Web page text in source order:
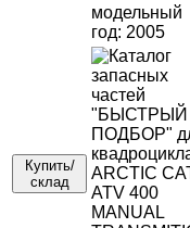
Купить/
склад